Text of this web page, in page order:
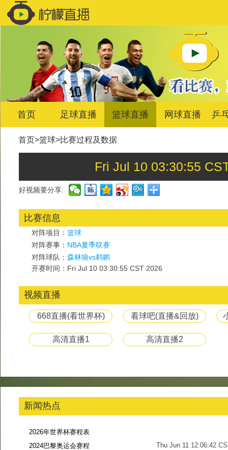
首页 足球直播 篮球直播 网球直播 乒
首页>篮球>比赛过程及数据
Fri Jul 10 03:30:55
好视频要分享:
比赛信息
对阵项目： 篮球
对阵赛事： NBA夏季联赛
对阵球队： 森林狼vs鹈鹕
开赛时间：Fri Jul 10 03:30:55 CST 2026
视频直播
668直播(看世界杯) 看球吧(直播&回放)
高清直播1 高清直播2
新闻热点
2026年世界杯赛程表
Thu Jun 11 12:06:42
2024巴黎奥运会赛程